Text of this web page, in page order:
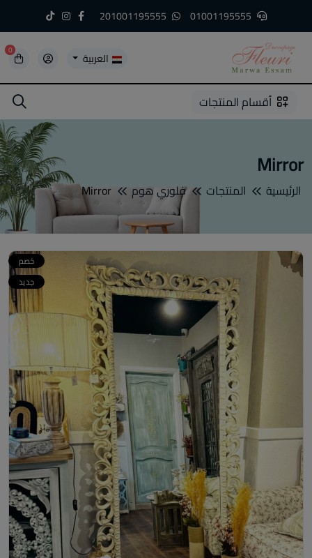
العربية 0
1
2
3
4
5
5 أقسام المنتجات
Mirror
الرئيسية المنتجات فلوري هوم Mirror
خصم
جديد